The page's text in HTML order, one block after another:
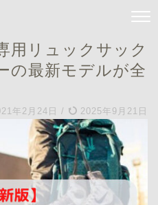
用リュックサック
の最新モデルが全
年2月24日 / 2025年9月21日